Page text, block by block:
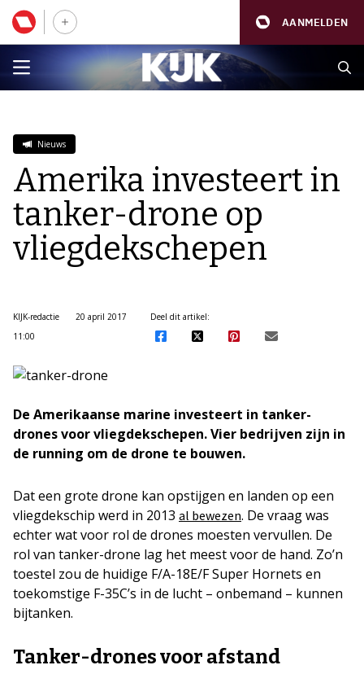
AANMELDEN
Nieuws
Amerika investeert in
tanker-drone op
vliegdekschepen
KIJK-redactie
20 april 2017
11:00
Deel dit artikel:
De Amerikaanse marine investeert in tanker-
drones voor vliegdekschepen. Vier bedrijven zijn in
de running om de drone te bouwen.
Dat een grote drone kan opstijgen en landen op een
vliegdekschip werd in 2013 al bewezen. De vraag was
echter wat voor rol de drones moesten vervullen. De
rol van tanker-drone lag het meest voor de hand. Zo’n
toestel zou de huidige F/A-18E/F Super Hornets en
toekomstige F-35C’s in de lucht – onbemand – kunnen
bijtanken.
Tanker-drones voor afstand